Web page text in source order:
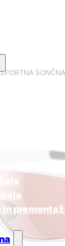
pregledi
očala
in
ŠPORTNA